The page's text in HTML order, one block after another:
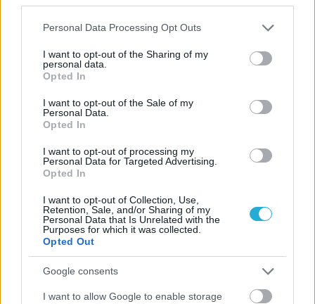
Please note that this website/app uses one or more Google
not limited to your visit or usage behaviour. You may click to
grant or deny consent to Google and its third-party tags to
use your data for below specified purposes in below Google
consent section.
Personal Data Processing Opt Outs
I want to opt-out of the Sharing of my
personal data.
Opted In
I want to opt-out of the Sale of my
Personal Data.
Opted In
I want to opt-out of processing my
Personal Data for Targeted Advertising.
Opted In
I want to opt-out of Collection, Use,
Retention, Sale, and/or Sharing of my
Personal Data that Is Unrelated with the
Purposes for which it was collected.
Opted Out
Google consents
I want to allow Google to enable storage
Ισόπαλο το πρωτο φιλικό τεστ της Εθνικής στο
Ουρμπίνο
05/08/2026
Προς στρατηγική συνεργασία ΠΑΣΑΠΠ και
Πρώτο δυνατό τεστ της Εθνικής Γυναικών επί ιταλικού
εδάφους με Σουηδία
05/08/2026
Η Καλαπόδα, «μία φίλη απ’ τα παλιά», ορθώνει το
ανάστημά της ξανά στη Σαντορίνη